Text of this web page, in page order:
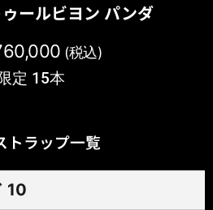
ールビヨン パンダ
定 15本
(税込)
トラップ一覧
10